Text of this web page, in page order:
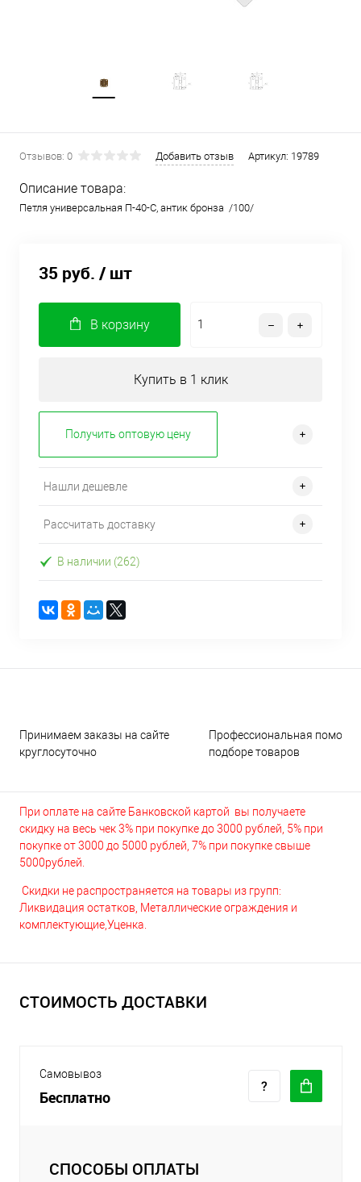
Отзывов: 0 Добавить отзыв Артикул: 19789
Описание товара:
Петля универсальная П-40-С, антик бронза /100/
35 руб. / шт
В корзину
Купить в 1 клик
Получить оптовую цену
Нашли дешевле
Рассчитать доставку
В наличии (262)
Принимаем заказы на сайте
круглосуточно
Профессиональная помощь
подборе товаров
При оплате на сайте Банковской картой вы получаете
скидку на весь чек 3% при покупке до 3000 рублей, 5% при
покупке от 3000 до 5000 рублей, 7% при покупке свыше
5000рублей.
Скидки не распространяется на товары из групп:
Ликвидация остатков, Металлические ограждения и
комплектующие,Уценка.
СТОИМОСТЬ ДОСТАВКИ
Самовывоз
Бесплатно
СПОСОБЫ ОПЛАТЫ